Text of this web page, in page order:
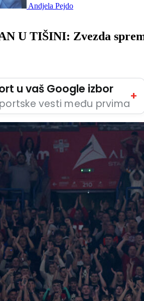
Andjela Pejdo
U TIŠINI: Zvezda
u vaš Google izbor
vesti među prvima
+